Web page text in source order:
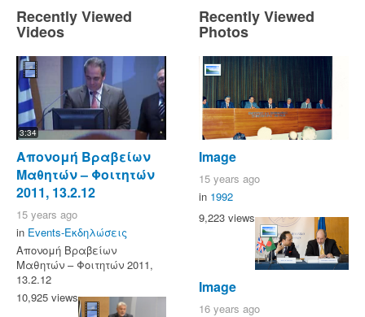
Recently Viewed
Videos
3:34
Απονομή Βραβείων
Μαθητών – Φοιτητών
2011, 13.2.12
15 years ago
in Events-Εκδηλώσεις
Απονομή Βραβείων
Μαθητών – Φοιτητών 2011,
13.2.12
10,925 views
Recently Viewed
Photos
Image
15 years ago
in 1992
9,223 views
Image
16 years ago